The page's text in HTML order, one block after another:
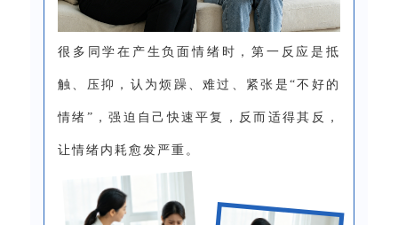
很多同学在产生负面情绪时，第一反应是抵
触、压抑，认为烦躁、难过、紧张是“不好的
情绪”，强迫自己快速平复，反而适得其反，
让情绪内耗愈发严重。